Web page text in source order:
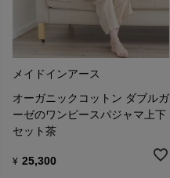
メイドインアース
オーガニックコットン ダブルガ
ーゼのワンピースパジャマ上下
セット茶
¥ 25,300